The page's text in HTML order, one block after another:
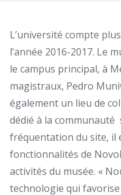
L’université compte
l’année 2016-2017. Le
le campus principal, à
magistraux, Pedro
également un lieu de
dédié à la communauté
fréquentation du site, il
fonctionnalités de
activités du musée. «
technologie qui